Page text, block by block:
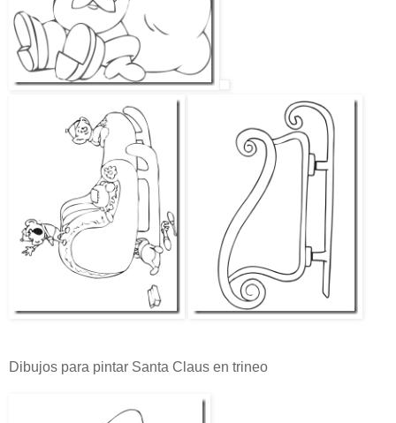
Dibujos para pintar Santa Claus en trineo